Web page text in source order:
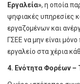
Εργαλεία», η οποία
ψηφιακές υπηρεσίες
εργαζομένων και
ΓΣΕΕ να μην είναι
εργαλείο στα χέρια
4. Ενότητα Φορέων –